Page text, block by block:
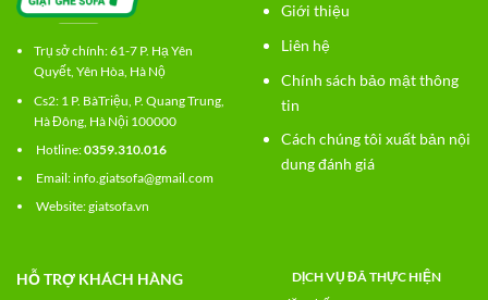
Trụ sở chính: 61-7 P. Hạ Yên
Quyết, Yên Hòa, Hà Nộ
Cs2: 1 P. BàTriệu, P. Quang Trung,
Hà Đông, Hà Nội 100000
Hotline:0359.310.016
Email: info.giatsofa@gmail.com
Website:giatsofa.vn
Giới thiệu
Liên hệ
Chính sách bảo mật thông
tin
Cách chúng tôi xuất bản nội
dung đánh giá
HỖ TRỢ KHÁCH HÀNG
DỊCH VỤ ĐÃ THỰC HIỆN